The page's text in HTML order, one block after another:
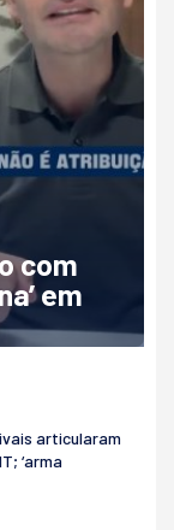
com
em
articularam
‘arma